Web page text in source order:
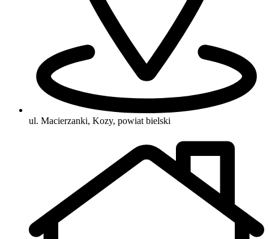
ul. Macierzanki, Kozy, powiat bielski